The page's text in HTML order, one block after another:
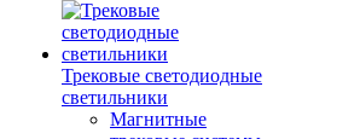
Трековые светодиодные
светильники
Магнитные